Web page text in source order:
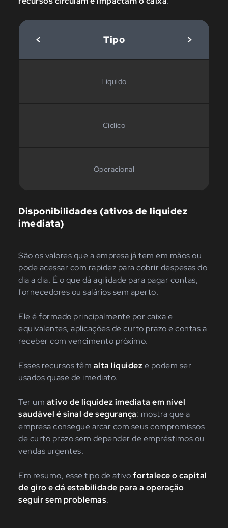
< Tipo >
Líquido
Cíclico
Operacional
Disponibilidades (ativos de liquidez
imediata)
São os valores que a empresa já tem em mãos ou
pode acessar com rapidez para cobrir despesas do
dia a dia. É o que dá agilidade para pagar contas,
fornecedores ou salários sem aperto.
Ele é formado principalmente por caixa e
equivalentes, aplicações de curto prazo e contas a
receber com vencimento próximo.
Esses recursos têm alta liquideze podem ser
usados quase de imediato.
Ter um ativo de liquidez imediata em nível
saudável é sinal de segurança: mostra que a
empresa consegue arcar com seus compromissos
de curto prazo sem depender de empréstimos ou
vendas urgentes.
Em resumo, esse tipo de ativofortalece o capital
de giro e dá estabilidade para a operação
seguir sem problemas.